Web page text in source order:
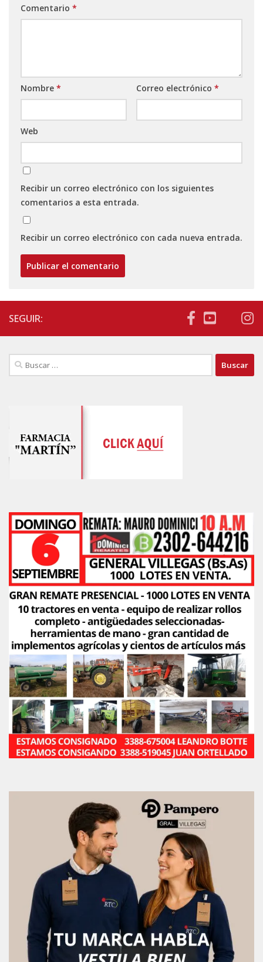
Comentario *
Nombre * Correo electrónico *
Web
Recibir un correo electrónico con los siguientes
comentarios a esta entrada.
Recibir un correo electrónico con cada nueva entrada.
SEGUIR:
Buscar: